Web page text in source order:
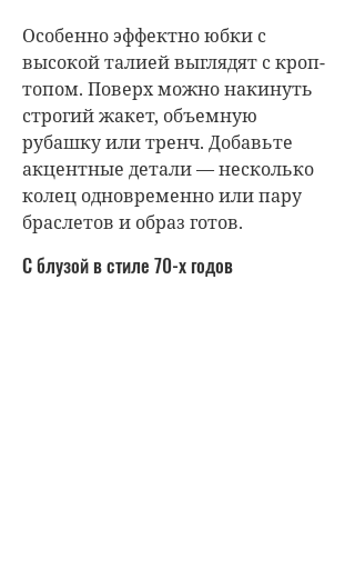
Особенно эффектно юбки с
высокой талией выглядят с кроп-
топом. Поверх можно накинуть
строгий жакет, объемную
рубашку или тренч. Добавьте
акцентные детали — несколько
колец одновременно или пару
браслетов и образ готов.
С блузой в стиле 70-х годов